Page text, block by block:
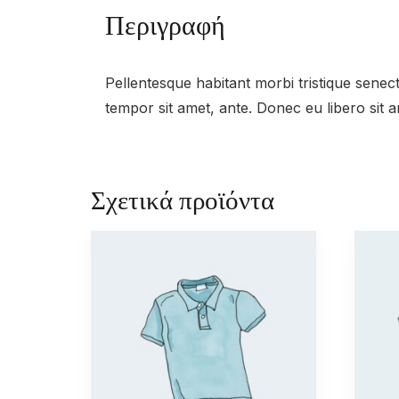
Περιγραφή
Pellentesque habitant morbi tristique
tempor sit amet, ante. Donec eu libero sit
Σχετικά προϊόντα